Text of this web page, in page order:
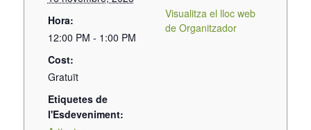
Hora:
12:00 PM - 1:00 PM
Cost:
Gratuït
Etiquetes de
l'Esdeveniment:
Visualitza el lloc web
de Organitzador